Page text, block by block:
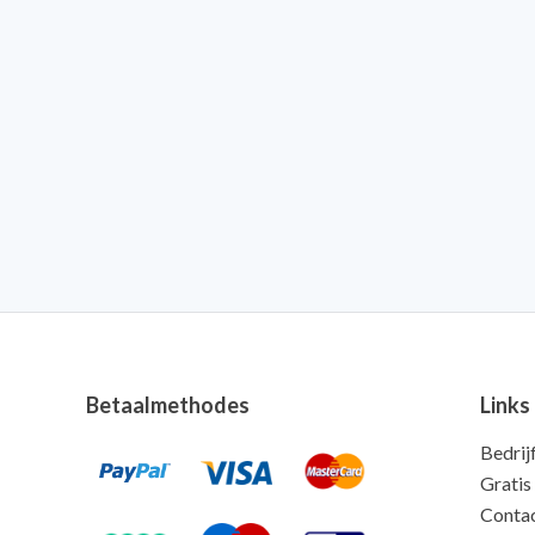
Betaalmethodes Links
Gratis